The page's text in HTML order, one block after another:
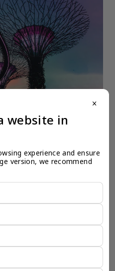
询公司为您
作伙伴。我们是香港伦敦奕资
是一家总部位于香港的全球
占全球GDP的72%。
户与全球市场的机遇联系起
务。
司 >
close
website in
experience and ensure
version, we recommend